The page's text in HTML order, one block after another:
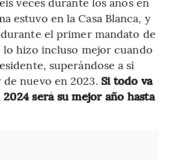
estuvo en la Casa Blanca, y
el primer mandato de
lo hizo incluso mejor cuando
superándose a sí
de nuevo en 2023. Si todo va
será su mejor año hasta